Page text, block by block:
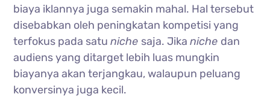
biaya iklannya juga semakin mahal. Hal tersebut
disebabkan oleh peningkatan kompetisi yang
terfokus pada satuniche saja. Jikaniche dan
audiens yang ditarget lebih luas mungkin
biayanya akan terjangkau, walaupun peluang
konversinya juga kecil.